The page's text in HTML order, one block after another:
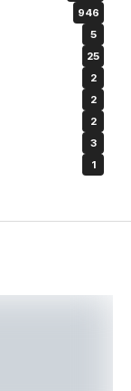
946
5
25
2
2
2
3
1